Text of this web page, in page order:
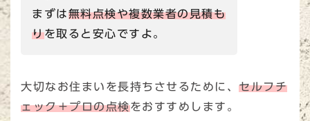
まずは無料点検や複数業者の見積も
りを取ると安心ですよ。
大切なお住まいを長持ちさせるために、 セルフチ
ェック＋プロの点検をおすすめします。